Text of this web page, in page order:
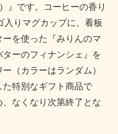
』です。コーヒーの香り
入りマグカップに、看板
を使った『みりんのマ
ターのフィナンシェ』を
（カラーはランダム）
特別なギフト商品で
なくなり次第終了とな